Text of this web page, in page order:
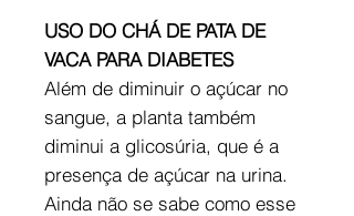
USO DO CHÁ DE PATA DE
VACA PARA DIABETES
Além de diminuir o açúcar no
sangue, a planta também
diminui a glicosúria, que é a
presença de açúcar na urina.
Ainda não se sabe como esse